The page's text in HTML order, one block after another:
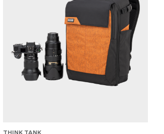
THINK TANK